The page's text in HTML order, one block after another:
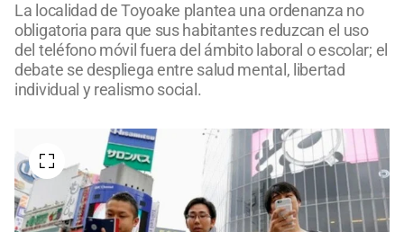
La localidad de Toyoake plantea una ordenanza no
obligatoria para que sus habitantes reduzcan el uso
del teléfono móvil fuera del ámbito laboral o escolar; el
debate se despliega entre salud mental, libertad
individual y realismo social.